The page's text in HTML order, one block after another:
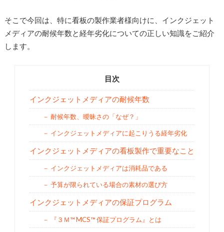
そこで今回は、特に看板の製作業者様向けに、インクジェット
メディアの耐候年数と経年劣化についての正しい知識をご紹介
します。
目次
インクジェットメディアの耐候年数
耐候年数、曖昧さの「なぜ？」
インクジェットメディアに起こりうる経年劣化
インクジェットメディアの看板製作で重要なこと
インクジェットメディアは消耗品である
予算が限られている場合の素材の選び方
インクジェットメディアの保証プログラム
『３Ｍ™ MCS™ 保証プログラム』とは